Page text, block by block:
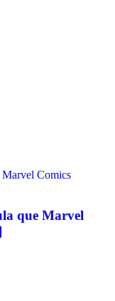
Marvel Comics
que Marvel